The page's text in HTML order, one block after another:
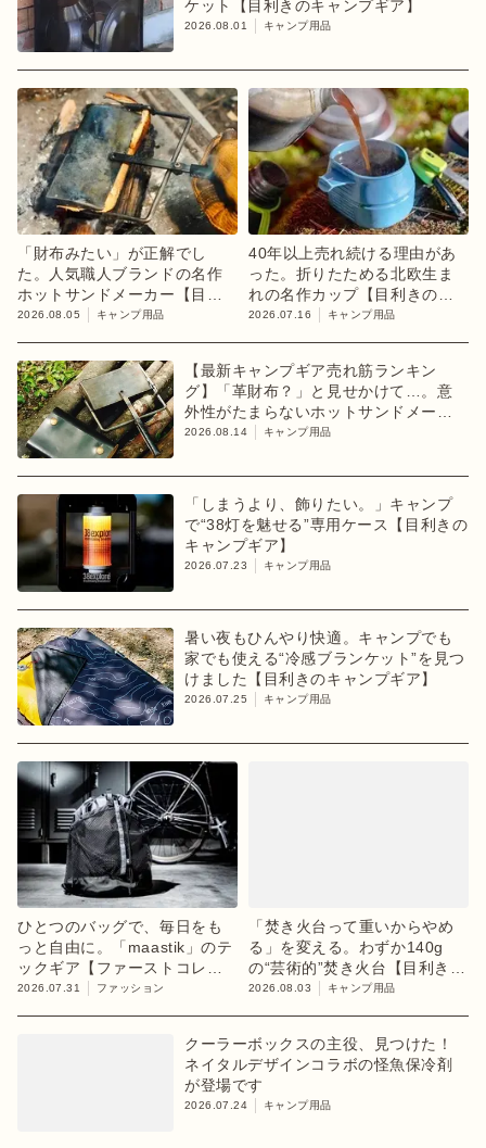
ケット【目利きのキャンプギア】
2026.08.01 キャンプ用品
「財布みたい」が正解でし
た。人気職人ブランドの名作
ホットサンドメーカー【目利
きのキャンプギア】
2026.08.05 キャンプ用品
40年以上売れ続ける理由があ
った。折りたためる北欧生ま
れの名作カップ【目利きのキ
ャンプギア】
2026.07.16 キャンプ用品
【最新キャンプギア売れ筋ランキン
グ】「革財布？」と見せかけて…。意
外性がたまらないホットサンドメーカ
ーが1位【8月2週目】
2026.08.14 キャンプ用品
「しまうより、飾りたい。」キャンプ
で“38灯を魅せる”専用ケース【目利きの
キャンプギア】
2026.07.23 キャンプ用品
暑い夜もひんやり快適。キャンプでも
家でも使える“冷感ブランケット”を見つ
けました【目利きのキャンプギア】
2026.07.25 キャンプ用品
ひとつのバッグで、毎日をも
っと自由に。「maastik」のテ
ックギア【ファーストコレク
ション「chapter 1」】
2026.07.31 ファッション
「焚き火台って重いからやめ
る」を変える。わずか140g
の“芸術的”焚き火台【目利きの
キャンプギア】
2026.08.03 キャンプ用品
クーラーボックスの主役、見つけた！
ネイタルデザインコラボの怪魚保冷剤
が登場です
2026.07.24 キャンプ用品